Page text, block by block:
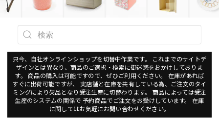
只今、自社オンラインショップを切替中作業です。 これまでのサイトデ
ザインとは異なり、商品のご選択・検索に御迷惑をおかけしておりま
す。 商品の購入は可能ですので、ぜひご利用ください。 在庫があれば
すぐに出荷可能ですが、 実店舗と在庫を共有している為、ご注文のタイ
ミングにより欠品となり受注生産に切替わります。 商品によっては受注
生産のシステムの関係で 予約商品でご注文をお受けしています。 在庫
に関してはお気軽にお問い合わせください。